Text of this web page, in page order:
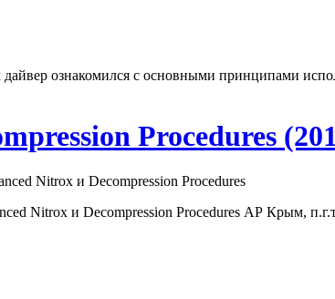
ознакомился с основными принципами
Procedures
Nitrox и Decompression Procedures
Nitrox и Decompression Procedures АР Крым,